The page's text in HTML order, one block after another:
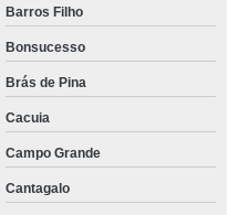
Barros Filho
Bonsucesso
Brás de Pina
Cacuia
Campo Grande
Cantagalo